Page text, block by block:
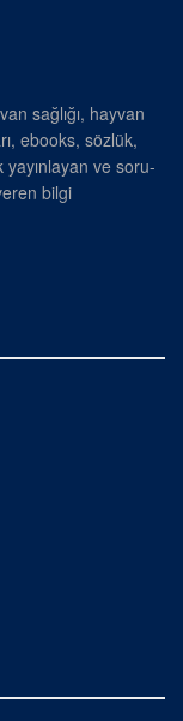
sağlığı, hayvan
ebooks, sözlük,
yayınlayan ve soru-
bilgi